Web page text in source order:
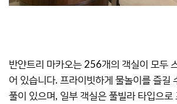
반얀트리 마카오는 256개의 객실이 모두
어 있습니다. 프라이빗하게 물놀이를 즐길
풀이 있으며, 일부 객실은 풀빌라 타입으로